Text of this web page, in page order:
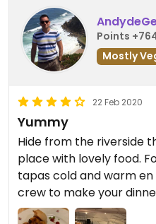
Points
Mostly
22 Feb 2020
Yummy
Hide from the riverside
place with lovely food.
tapas cold and warm
crew to make your